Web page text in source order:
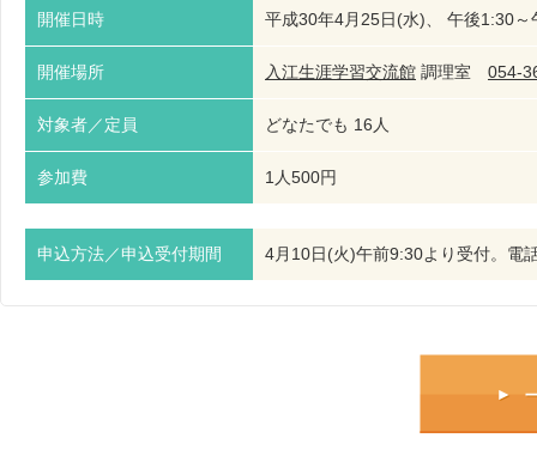
開催日時 平成30年4月25日(水)、 午後1:30～
開催場所 入江生涯学習交流館 調理室 054-
対象者／定員 どなたでも 16人
参加費 1人500円
申込方法／申込受付期間 4月10日(火)午前9:30より受付。電